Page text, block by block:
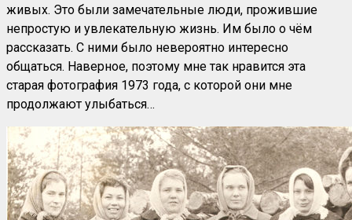
живых. Это были замечательные люди, прожившие
непростую и увлекательную жизнь. Им было о чём
рассказать. С ними было невероятно интересно
общаться. Наверное, поэтому мне так нравится эта
старая фотография 1973 года, с которой они мне
продолжают улыбаться…